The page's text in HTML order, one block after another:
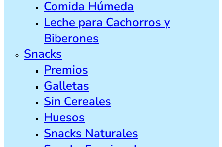
Comida Húmeda
Leche para Cachorros y
Biberones
Snacks
Premios
Galletas
Sin Cereales
Huesos
Snacks Naturales